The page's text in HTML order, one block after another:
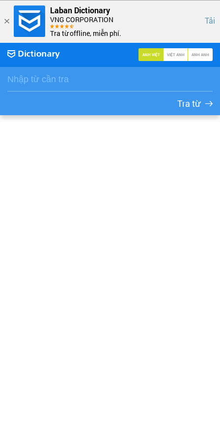
Laban Dictionary
VNG CORPORATION
Tra từ offline, miễn phí.
Tải
ANH VIỆT VIỆT ANH ANH ANH
Tra từ